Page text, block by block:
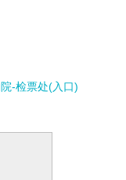
-检票处(入口)